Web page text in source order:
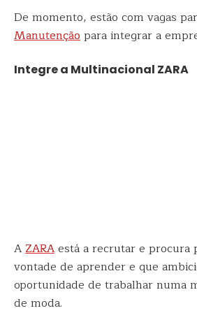
De momento, estão com vagas
Manutençãopara integrar a
Integre a Multinacional ZARA
AZARAestá a recrutar e procura
vontade de aprender e que
oportunidade de trabalhar numa
de moda.